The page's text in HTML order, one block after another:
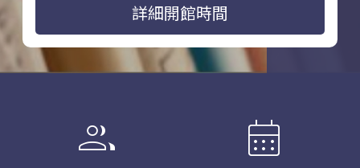
詳細開館時間
group calendar_month